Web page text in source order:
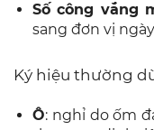
Số công vắng
sang đơn vị
Ký hiệu thường
Ô: nghỉ do ốm